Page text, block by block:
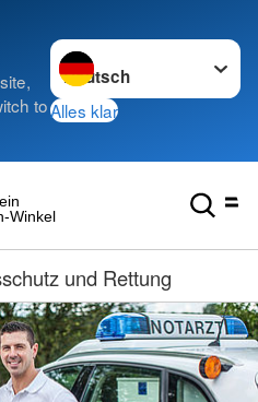
to
Sprache wechseln zu
Alles klar
Winkel
und Rettung